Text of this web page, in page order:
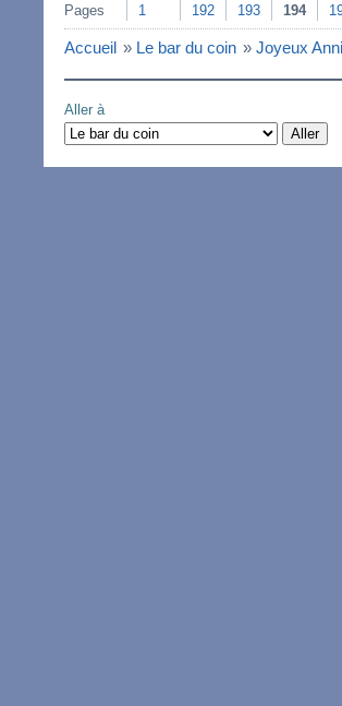
Pages 1 192 193 194
Accueil » Le bar du coin » Joyeux
Aller à